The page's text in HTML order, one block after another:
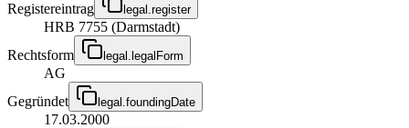
Registereintrag legal.register
HRB 7755 (Darmstadt)
Rechtsform
legal.legalForm
AG
Gegründet
legal.foundingDate
17.03.2000